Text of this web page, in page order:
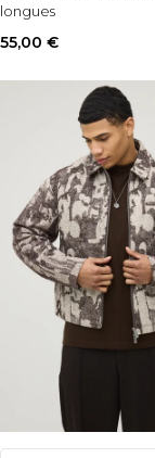
longues
Occasion:
55,00 €